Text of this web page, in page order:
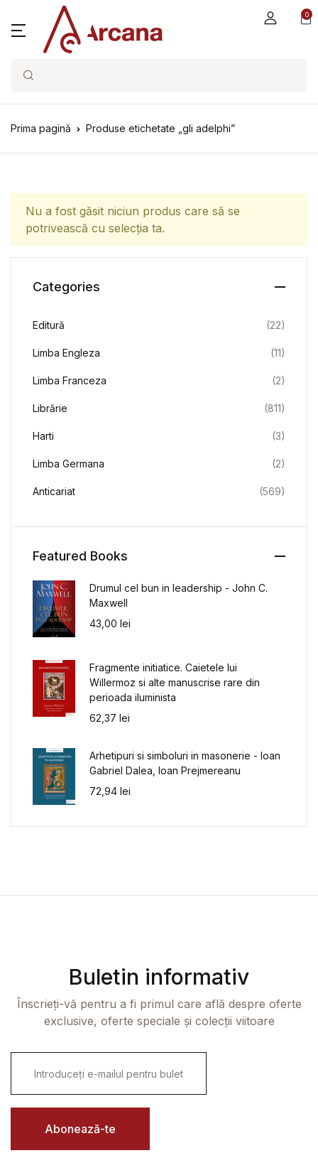
0
Search
Prima pagină Produse etichetate „gli adelphi”
Nu a fost găsit niciun produs care să se
potrivească cu selecția ta.
Categories
Editură (22)
Limba Engleza (11)
Limba Franceza (2)
Librărie (811)
Harti (3)
Limba Germana (2)
Anticariat (569)
Featured Books
Drumul cel bun in leadership - John C.
Maxwell
43,00 lei
Fragmente initiatice. Caietele lui
Willermoz si alte manuscrise rare din
perioada iluminista
62,37 lei
Arhetipuri si simboluri in masonerie - Ioan
Gabriel Dalea, Ioan Prejmereanu
72,94 lei
Buletin informativ
Înscrieți-vă pentru a fi primul care află despre oferte
exclusive, oferte speciale și colecții viitoare
i
l
Abonează-te